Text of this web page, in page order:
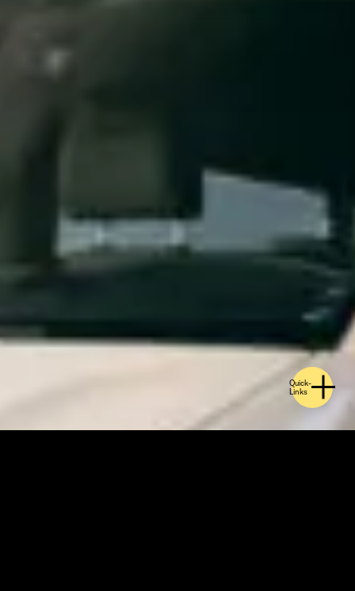
Quick-
Links